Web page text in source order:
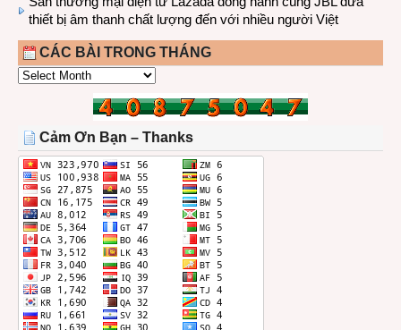
thiết bị âm thanh chất lượng đến với nhiều người Việt
CÁC BÀI TRONG THÁNG
CÁC
THÁNG
Cảm Ơn Bạn – Thanks